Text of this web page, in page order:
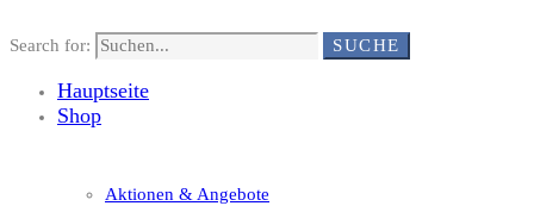
Search for: SUCHE
Hauptseite
Shop
Aktionen & Angebote